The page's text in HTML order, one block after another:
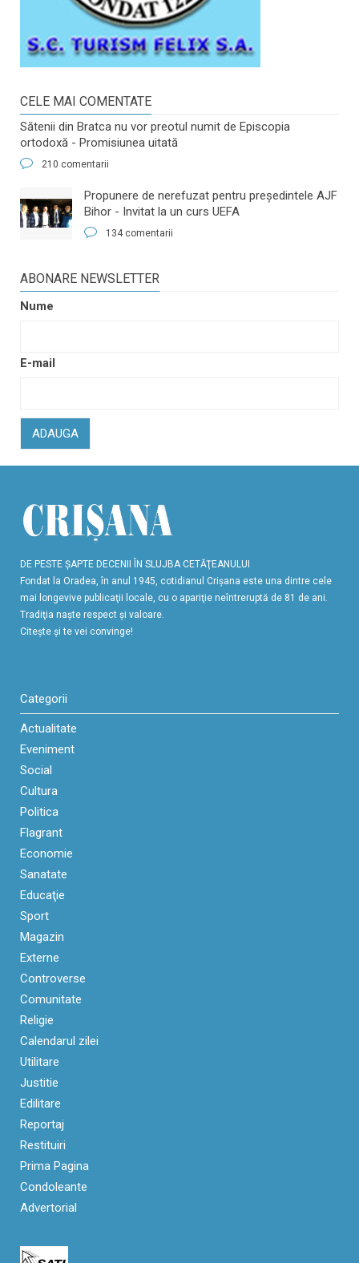
CELE MAI COMENTATE
Sătenii din Bratca nu vor preotul numit de Episcopia
ortodoxă - Promisiunea uitată
210 comentarii
​Propunere de nerefuzat pentru preşedintele AJF
Bihor - Invitat la un curs UEFA
134 comentarii
ABONARE NEWSLETTER
Nume
E-mail
ADAUGA
DE PESTE ŞAPTE DECENII ÎN SLUJBA CETĂŢEANULUI
Fondat la Oradea, în anul 1945, cotidianul Crişana este una dintre cele
mai longevive publicaţii locale, cu o apariţie neîntreruptă de 81 de ani.
Tradiţia naşte respect şi valoare.
Citeşte şi te vei convinge!
Categorii
Actualitate
Eveniment
Social
Cultura
Politica
Flagrant
Economie
Sanatate
Educaţie
Sport
Magazin
Externe
Controverse
Comunitate
Religie
Calendarul zilei
Utilitare
Justitie
Edilitare
Reportaj
Restituiri
Prima Pagina
Condoleante
Advertorial